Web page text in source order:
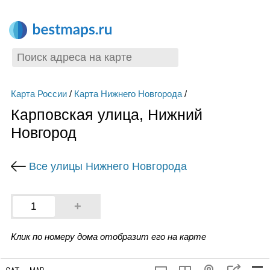
Карта России/ Карта Нижнего Новгорода/
Карповская улица, Нижний
Новгород
Все улицы Нижнего Новгорода
1 +
Клик по номеру дома отобразит его на карте